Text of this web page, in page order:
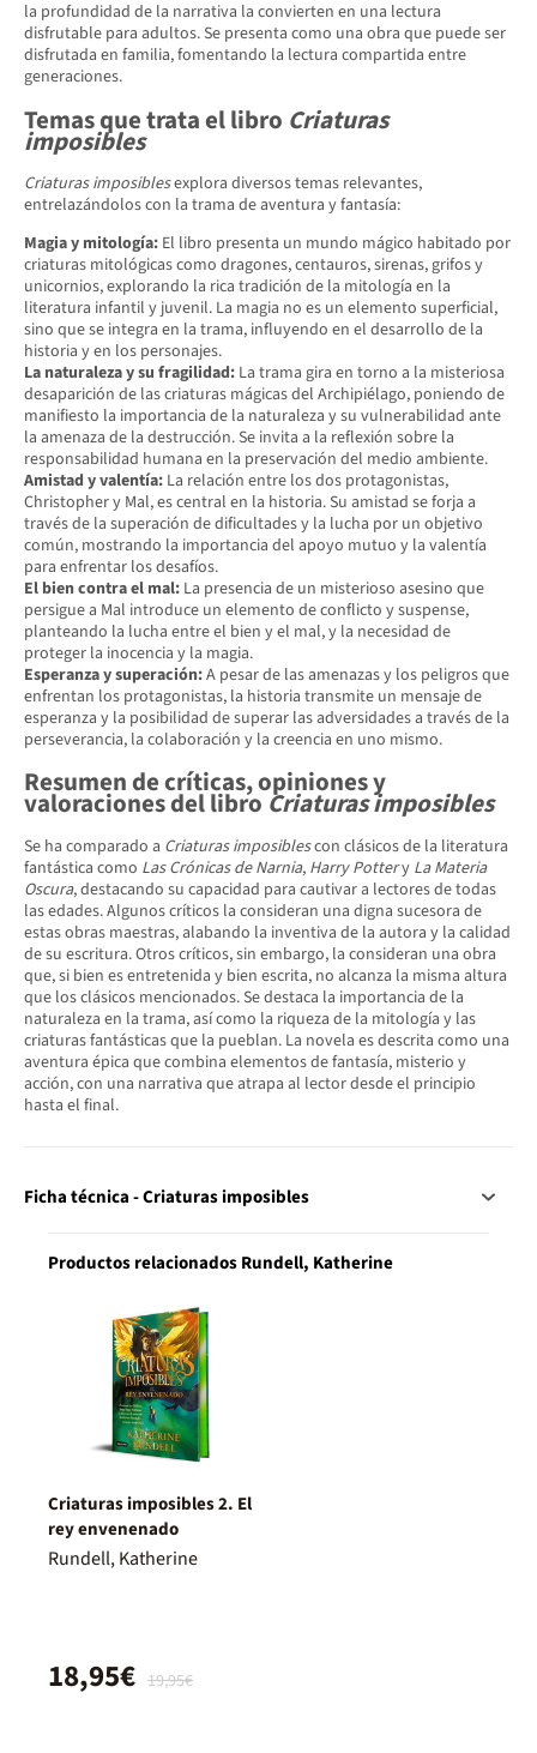
la profundidad de la narrativa la convierten en una lectura
disfrutable para adultos. Se presenta como una obra que puede ser
disfrutada en familia, fomentando la lectura compartida entre
generaciones.
Temas que trata el libro Criaturas
imposibles
Criaturas imposiblesexplora diversos temas relevantes,
entrelazándolos con la trama de aventura y fantasía:
Magia y mitología: El libro presenta un mundo mágico habitado por
criaturas mitológicas como dragones, centauros, sirenas, grifos y
unicornios, explorando la rica tradición de la mitología en la
literatura infantil y juvenil. La magia no es un elemento superficial,
sino que se integra en la trama, influyendo en el desarrollo de la
historia y en los personajes.
La naturaleza y su fragilidad: La trama gira en torno a la misteriosa
desaparición de las criaturas mágicas del Archipiélago, poniendo de
manifiesto la importancia de la naturaleza y su vulnerabilidad ante
la amenaza de la destrucción. Se invita a la reflexión sobre la
responsabilidad humana en la preservación del medio ambiente.
Amistad y valentía: La relación entre los dos protagonistas,
Christopher y Mal, es central en la historia. Su amistad se forja a
través de la superación de dificultades y la lucha por un objetivo
común, mostrando la importancia del apoyo mutuo y la valentía
para enfrentar los desafíos.
El bien contra el mal: La presencia de un misterioso asesino que
persigue a Mal introduce un elemento de conflicto y suspense,
planteando la lucha entre el bien y el mal, y la necesidad de
proteger la inocencia y la magia.
Esperanza y superación:A pesar de las amenazas y los peligros que
enfrentan los protagonistas, la historia transmite un mensaje de
esperanza y la posibilidad de superar las adversidades a través de la
perseverancia, la colaboración y la creencia en uno mismo.
Resumen de críticas, opiniones y
valoraciones del libroCriaturas imposibles
Se ha comparado a Criaturas imposiblescon clásicos de la literatura
fantástica como Las Crónicas de Narnia, Harry Pottery La Materia
Oscura, destacando su capacidad para cautivar a lectores de todas
las edades. Algunos críticos la consideran una digna sucesora de
estas obras maestras, alabando la inventiva de la autora y la calidad
de su escritura. Otros críticos, sin embargo, la consideran una obra
que, si bien es entretenida y bien escrita, no alcanza la misma altura
que los clásicos mencionados. Se destaca la importancia de la
naturaleza en la trama, así como la riqueza de la mitología y las
criaturas fantásticas que la pueblan. La novela es descrita como una
aventura épica que combina elementos de fantasía, misterio y
acción, con una narrativa que atrapa al lector desde el principio
hasta el final.
Ficha técnica - Criaturas imposibles
Productos relacionados Rundell, Katherine
Criaturas imposibles 2. El
rey envenenado
Rundell, Katherine
19,95€
18,95€